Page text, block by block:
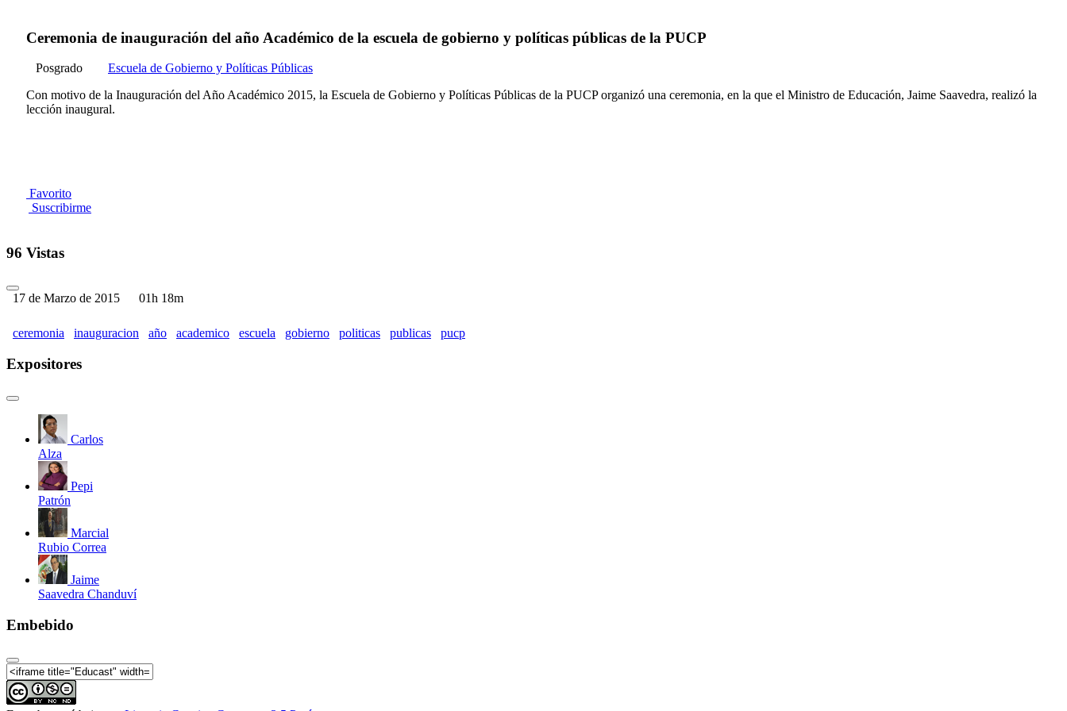
Ceremonia de inauguración del año Académico de la escuela de gobierno y políticas públicas de la PUCP
Posgrado
Escuela de Gobierno y Políticas Públicas
Con motivo de la Inauguración del Año Académico 2015, la Escuela de Gobierno y Políticas Públicas de la PUCP organizó una ceremonia, en la que el Ministro de Educación, Jaime Saavedra, realizó la
lección inaugural.
Favorito
Suscribirme
96 Vistas
17 de Marzo de 2015 01h 18m
ceremonia inauguracion año academico escuela gobierno politicas publicas pucp
Expositores
Carlos
Alza
Pepi
Patrón
Marcial
Rubio Correa
Jaime
Saavedra Chanduví
Embebido